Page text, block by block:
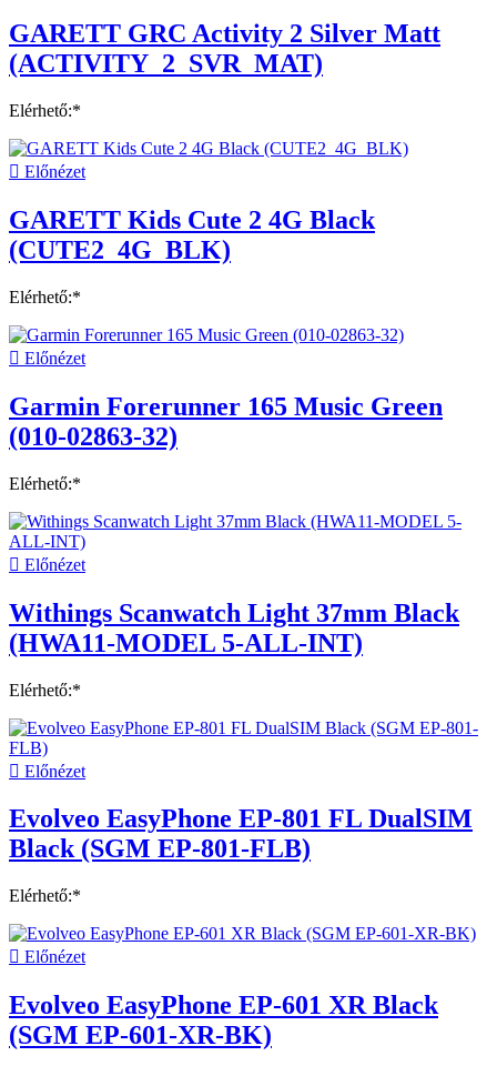
GARETT GRC Activity 2 Silver Matt
(ACTIVITY_2_SVR_MAT)
Elérhető:*
 Előnézet
GARETT Kids Cute 2 4G Black
(CUTE2_4G_BLK)
Elérhető:*
 Előnézet
Garmin Forerunner 165 Music Green
(010-02863-32)
Elérhető:*
 Előnézet
Withings Scanwatch Light 37mm Black
(HWA11-MODEL 5-ALL-INT)
Elérhető:*
 Előnézet
Evolveo EasyPhone EP-801 FL DualSIM
Black (SGM EP-801-FLB)
Elérhető:*
 Előnézet
Evolveo EasyPhone EP-601 XR Black
(SGM EP-601-XR-BK)